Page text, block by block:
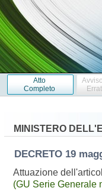
Atto
Completo
MINISTERO
DECRETO 19
Attuazione
(GU Serie Generale